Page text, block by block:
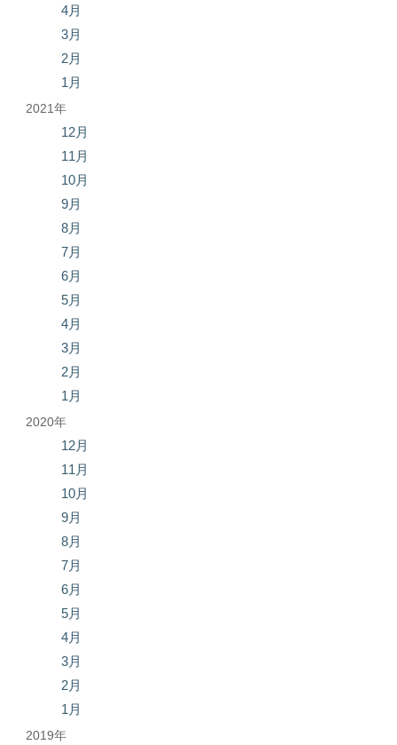
4月
3月
2月
1月
2021年
12月
11月
10月
9月
8月
7月
6月
5月
4月
3月
2月
1月
2020年
12月
11月
10月
9月
8月
7月
6月
5月
4月
3月
2月
1月
2019年